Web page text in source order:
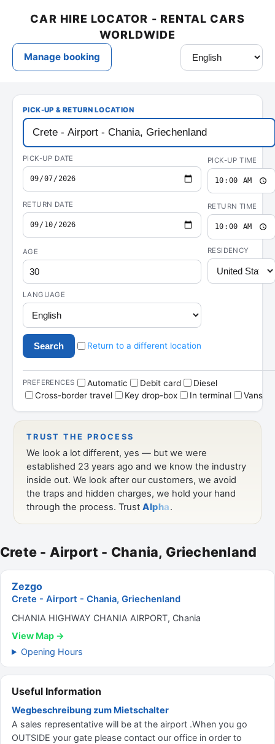
Crete - Airport - Chania, Griechenland
Zezgo
Crete - Airport - Chania, Griechenland
CHANIA HIGHWAY CHANIA AIRPORT, Chania
View Map →
Opening Hours
Useful Information
Wegbeschreibung zum Mietschalter
A sales representative will be at the airport .When you go
OUTSIDE your gate please contact our office in order to